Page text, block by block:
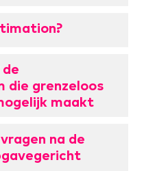
die grenzeloos
maakt
na de